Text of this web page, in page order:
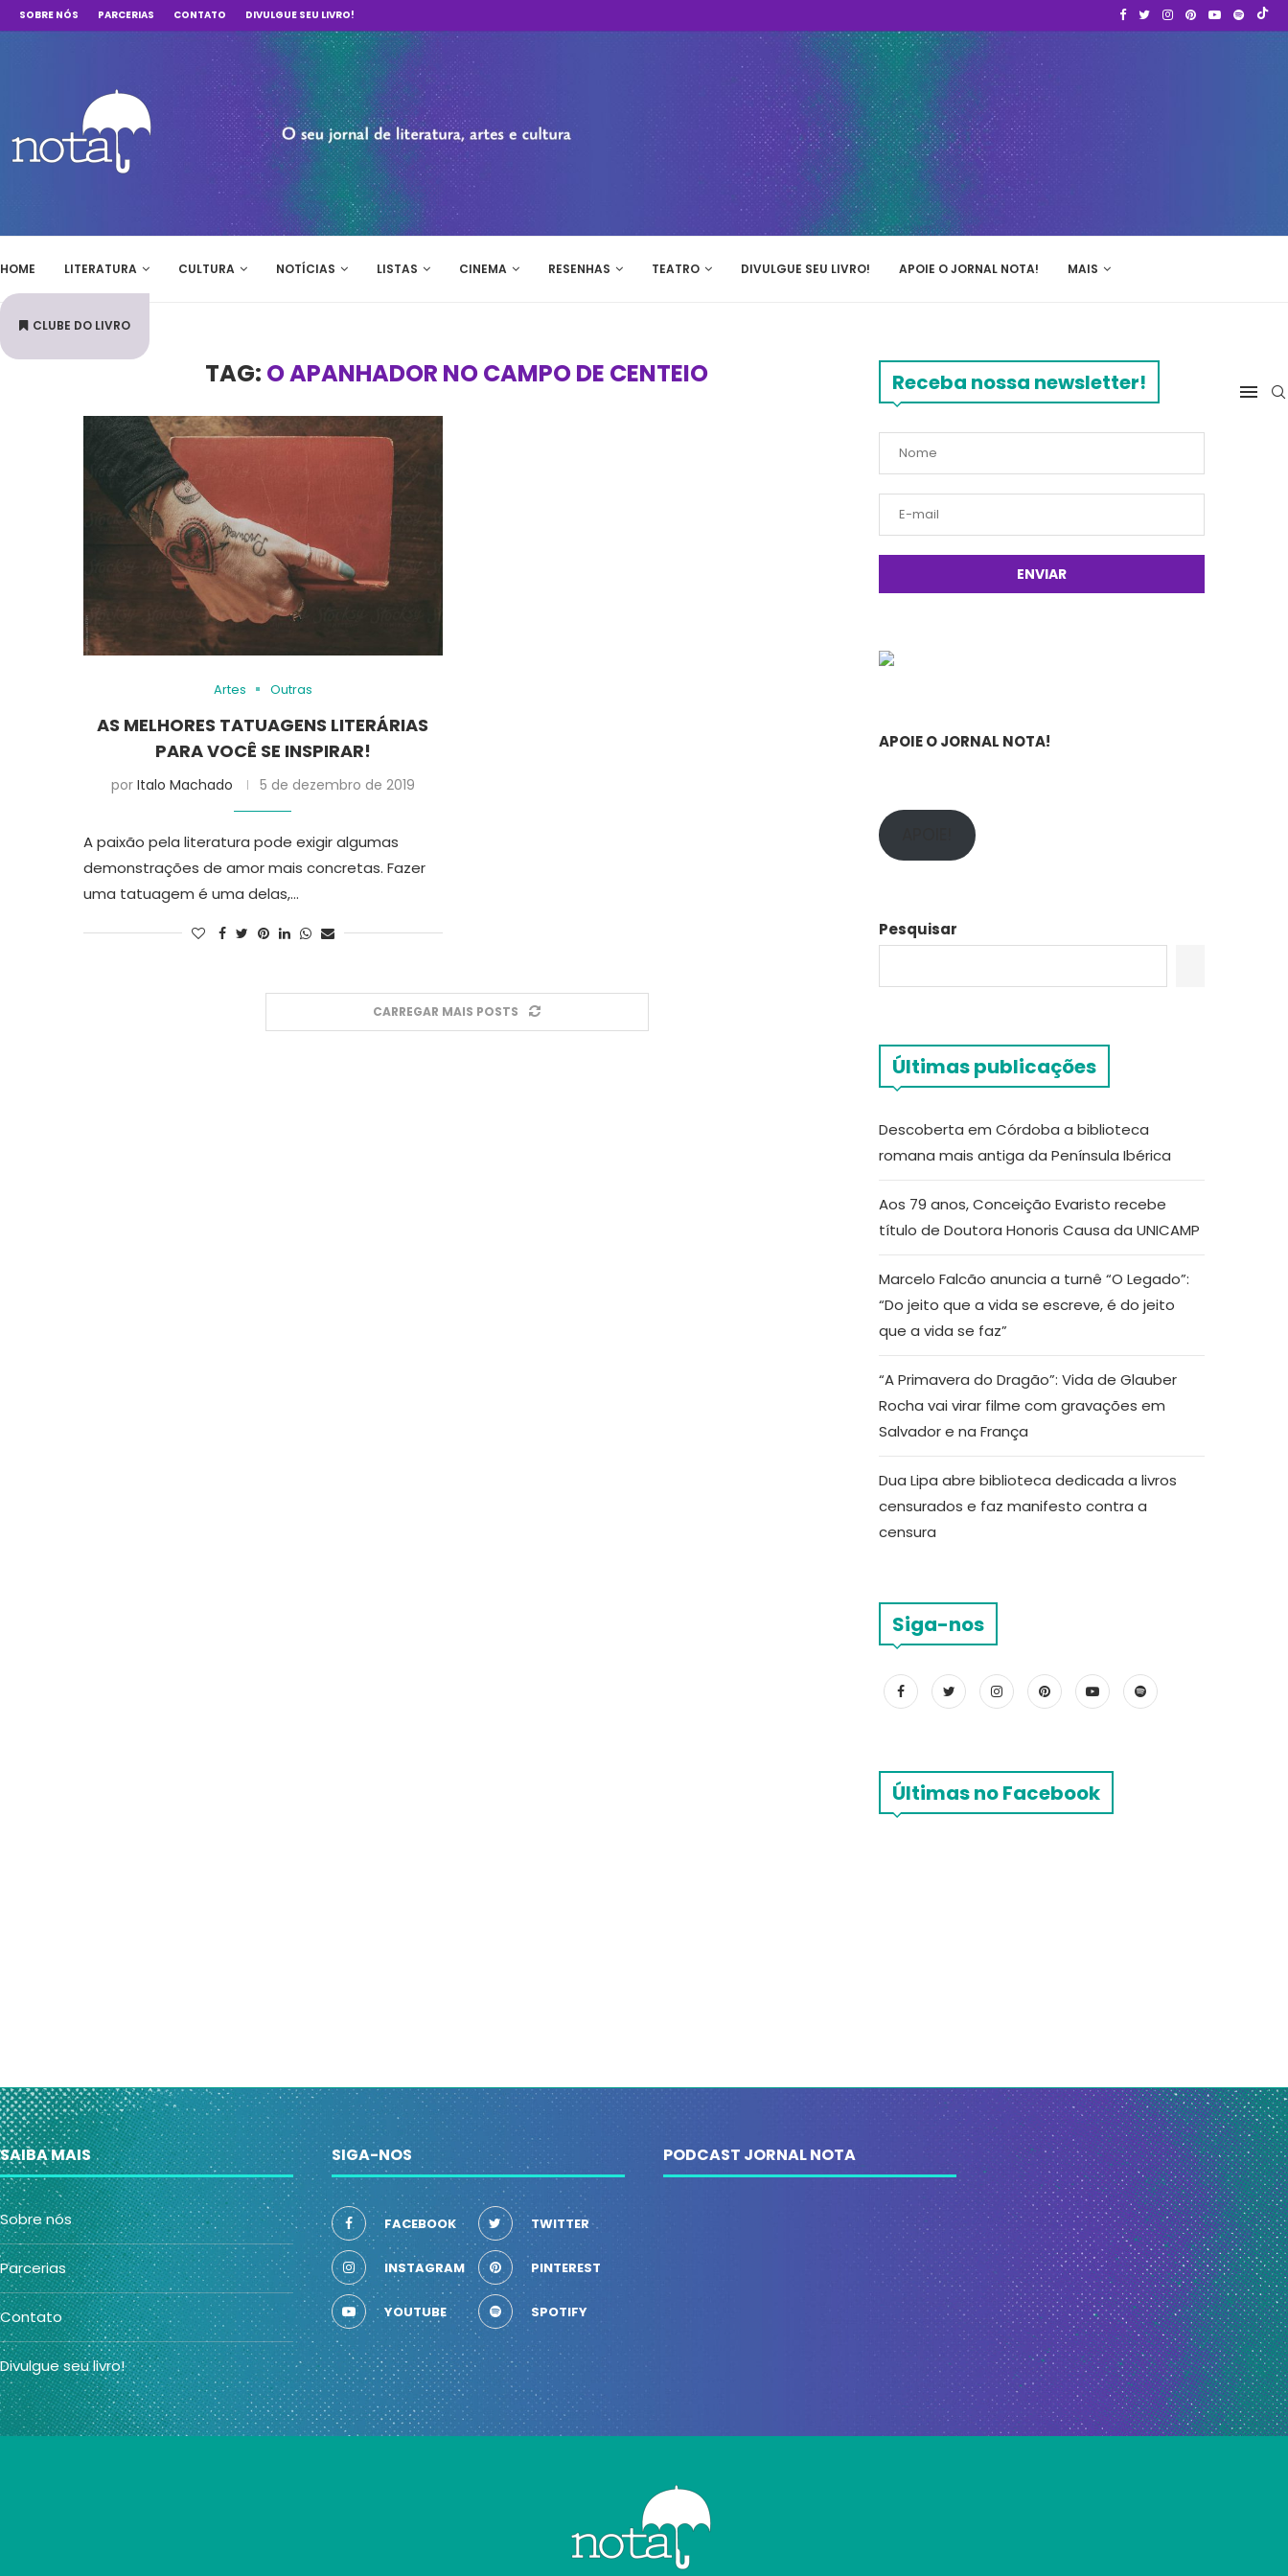
SOBRE NÓS PARCERIAS CONTATO DIVULGUE SEU LIVRO!
HOME LITERATURA CULTURA NOTÍCIAS LISTAS CINEMA RESENHAS TEATRO DIVULGUE SEU LIVRO! APOIE O JORNAL NOTA! MAIS
CLUBE DO LIVRO
TAG: O APANHADOR NO CAMPO DE CENTEIO
Artes Outras
AS MELHORES TATUAGENS LITERÁRIAS
PARA VOCÊ SE INSPIRAR!
por Italo Machado 5 de dezembro de 2019
A paixão pela literatura pode exigir algumas
demonstrações de amor mais concretas. Fazer
uma tatuagem é uma delas,…
CARREGAR MAIS POSTS
Receba nossa newsletter!
APOIE O JORNAL NOTA!
Pesquisar
Últimas publicações
Descoberta em Córdoba a biblioteca
romana mais antiga da Península Ibérica
Aos 79 anos, Conceição Evaristo recebe
título de Doutora Honoris Causa da UNICAMP
Marcelo Falcão anuncia a turnê “O Legado”:
“Do jeito que a vida se escreve, é do jeito
que a vida se faz”
“A Primavera do Dragão”: Vida de Glauber
Rocha vai virar filme com gravações em
Salvador e na França
Dua Lipa abre biblioteca dedicada a livros
censurados e faz manifesto contra a
censura
Siga-nos
Últimas no Facebook
SAIBA MAIS
Sobre nós
Parcerias
Contato
Divulgue seu livro!
SIGA-NOS
FACEBOOK TWITTER
INSTAGRAM PINTEREST
YOUTUBE SPOTIFY
PODCAST JORNAL NOTA